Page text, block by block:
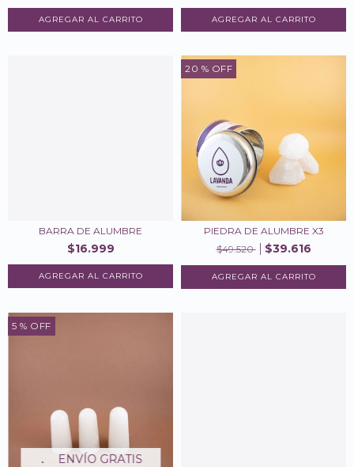
BARRA DE ALUMBRE
$16.999
20 % OFF
PIEDRA DE ALUMBRE X3
$49.520
$39.616
5 % OFF
ENVÍO GRATIS